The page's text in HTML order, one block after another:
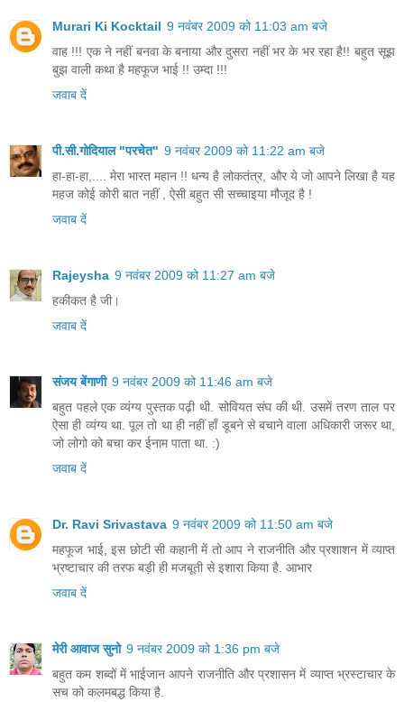
Murari Ki Kocktail 9 नवंबर 2009 को 11:03 am बजे
वाह !!! एक ने नहीं बनवा के बनाया और दुसरा नहीं भर के भर रहा है!! बहुत सूझ
बुझ वाली कथा है महफूज भाई !! उम्दा !!!
जवाब दें
पी.सी.गोदियाल "परचेत" 9 नवंबर 2009 को 11:22 am बजे
हा-हा-हा,.... मेरा भारत महान !! धन्य है लोकतंत्र, और ये जो आपने लिखा है यह
महज कोई कोरी बात नहीं , ऐसी बहुत सी सच्चाइया मौजूद है !
जवाब दें
Rajeysha 9 नवंबर 2009 को 11:27 am बजे
हकीकत है जी।
जवाब दें
संजय बेंगाणी 9 नवंबर 2009 को 11:46 am बजे
बहुत पहले एक व्यंग्य पुस्तक पढ़ी थी. सोवियत संघ की थी. उसमें तरण ताल पर
ऐसा ही व्यंग्य था. पूल तो था ही नहीं हाँ डूबने से बचाने वाला अधिकारी जरूर था,
जो लोगो को बचा कर ईनाम पाता था. :)
जवाब दें
Dr. Ravi Srivastava 9 नवंबर 2009 को 11:50 am बजे
महफूज भाई, इस छोटी सी कहानी में तो आप ने राजनीति और प्रशाशन में व्याप्त
भ्रष्टाचार की तरफ बड़ी ही मजबूती से इशारा किया है. आभार
जवाब दें
मेरी आवाज सुनो 9 नवंबर 2009 को 1:36 pm बजे
बहुत कम शब्दों में भाईजान आपने राजनीति और प्रशासन में व्याप्त भ्रस्टाचार के
सच को कलमबद्ध किया है.